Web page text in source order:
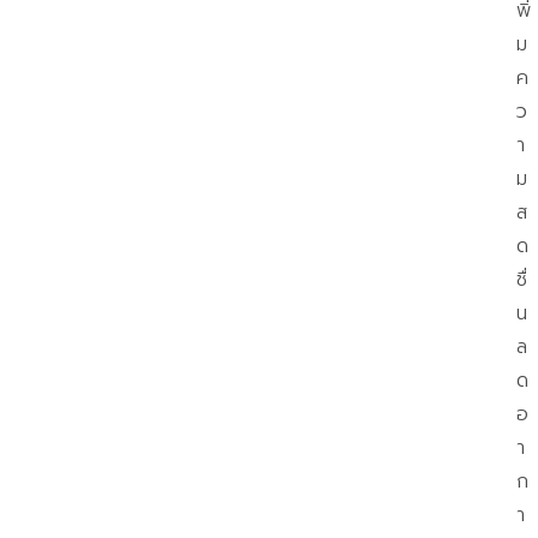
พิ่
ม
ค
ว
า
ม
ส
ด
ชื่
น
ล
ด
อ
า
ก
า